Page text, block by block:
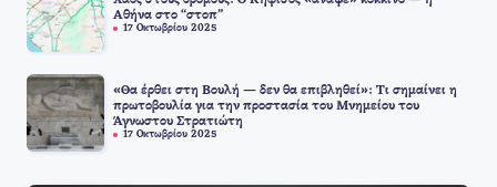
Αθήνα στο “στοπ”
17 Οκτωβρίου 2025
«Θα έρθει στη Βουλή — δεν θα επιβληθεί»: Τι σημαίνει η
πρωτοβουλία για την προστασία του Μνημείου του
Άγνωστου Στρατιώτη
17 Οκτωβρίου 2025